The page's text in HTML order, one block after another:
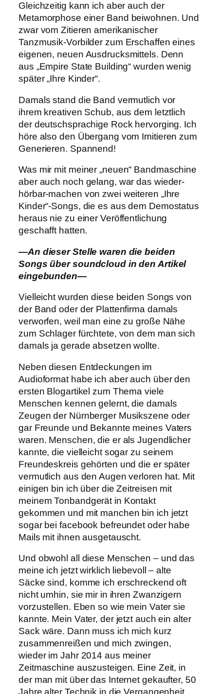
Gleichzeitig kann ich aber auch der
Metamorphose einer Band beiwohnen. Und
zwar vom Zitieren amerikanischer
Tanzmusik-Vorbilder zum Erschaffen eines
eigenen, neuen Ausdrucksmittels. Denn
aus „Empire State Building“ wurden wenig
später „Ihre Kinder“.
Damals stand die Band vermutlich vor
ihrem kreativen Schub, aus dem letztlich
der deutschsprachige Rock hervorging. Ich
höre also den Übergang vom Imitieren zum
Generieren. Spannend!
Was mir mit meiner „neuen“ Bandmaschine
aber auch noch gelang, war das wieder-
hörbar-machen von zwei weiteren „Ihre
Kinder“-Songs, die es aus dem Demostatus
heraus nie zu einer Veröffentlichung
geschafft hatten.
—An dieser Stelle waren die beiden
Songs über soundcloud in den Artikel
eingebunden—
Vielleicht wurden diese beiden Songs von
der Band oder der Plattenfirma damals
verworfen, weil man eine zu große Nähe
zum Schlager fürchtete, von dem man sich
damals ja gerade absetzen wollte.
Neben diesen Entdeckungen im
Audioformat habe ich aber auch über den
ersten Blogartikel zum Thema viele
Menschen kennen gelernt, die damals
Zeugen der Nürnberger Musikszene oder
gar Freunde und Bekannte meines Vaters
waren. Menschen, die er als Jugendlicher
kannte, die vielleicht sogar zu seinem
Freundeskreis gehörten und die er später
vermutlich aus den Augen verloren hat. Mit
einigen bin ich über die Zeitreisen mit
meinem Tonbandgerät in Kontakt
gekommen und mit manchen bin ich jetzt
sogar bei facebook befreundet oder habe
Mails mit ihnen ausgetauscht.
Und obwohl all diese Menschen – und das
meine ich jetzt wirklich liebevoll – alte
Säcke sind, komme ich erschreckend oft
nicht umhin, sie mir in ihren Zwanzigern
vorzustellen. Eben so wie mein Vater sie
kannte. Mein Vater, der jetzt auch ein alter
Sack wäre. Dann muss ich mich kurz
zusammenreißen und mich zwingen,
wieder im Jahr 2014 aus meiner
Zeitmaschine auszusteigen. Eine Zeit, in
der man mit über das Internet gekaufter, 50